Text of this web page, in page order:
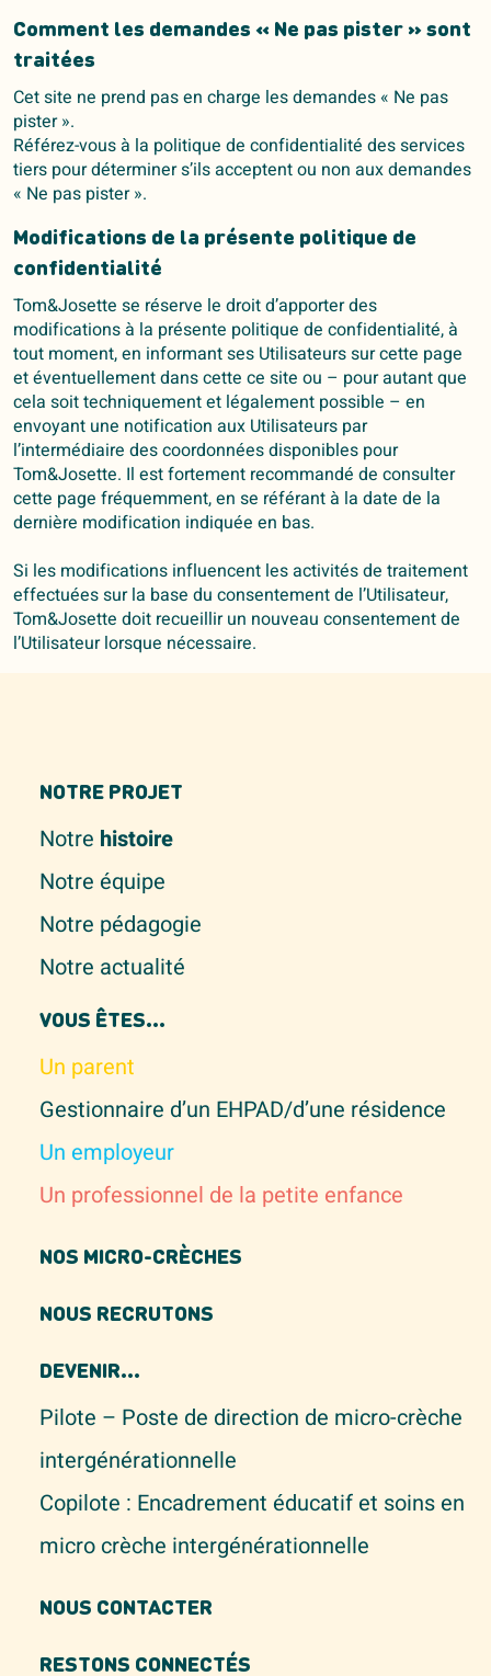
Comment les demandes « Ne pas pister » sont
traitées
Cet site ne prend pas en charge les demandes « Ne pas
pister ».
Référez-vous à la politique de confidentialité des services
tiers pour déterminer s’ils acceptent ou non aux demandes
« Ne pas pister ».
Modifications de la présente politique de
confidentialité
Tom&Josette se réserve le droit d’apporter des
modifications à la présente politique de confidentialité, à
tout moment, en informant ses Utilisateurs sur cette page
et éventuellement dans cette ce site ou – pour autant que
cela soit techniquement et légalement possible – en
envoyant une notification aux Utilisateurs par
l’intermédiaire des coordonnées disponibles pour
Tom&Josette. Il est fortement recommandé de consulter
cette page fréquemment, en se référant à la date de la
dernière modification indiquée en bas.
Si les modifications influencent les activités de traitement
effectuées sur la base du consentement de l’Utilisateur,
Tom&Josette doit recueillir un nouveau consentement de
l’Utilisateur lorsque nécessaire.
NOTRE PROJET
Notre histoire
Notre équipe
Notre pédagogie
Notre actualité
VOUS ÊTES...
Un parent
Gestionnaire d’un EHPAD/d’une résidence
Un employeur
Un professionnel de la petite enfance
NOS MICRO-CRÈCHES
NOUS RECRUTONS
DEVENIR...
Pilote – Poste de direction de micro-crèche
intergénérationnelle
Copilote : Encadrement éducatif et soins en
micro crèche intergénérationnelle
NOUS CONTACTER
RESTONS CONNECTÉS